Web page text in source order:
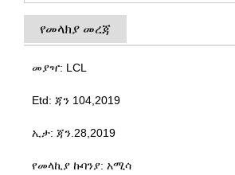
የመላክያ መረጃ
መያዣ: LCL
Etd: ጃን 104,2019
ኢታ: ጃን.28,2019
የመላኪያ ኩባንያ: አሚሳ